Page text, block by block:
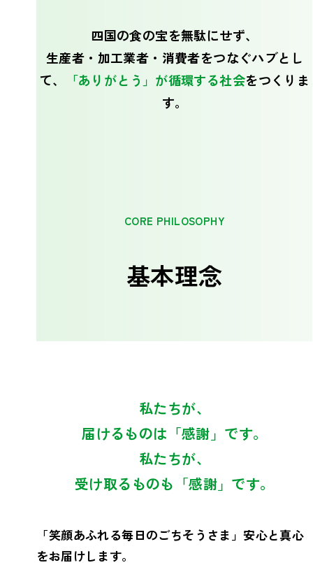
四国の食の宝を無駄にせず、
生産者・加工業者・消費者をつなぐハブとし
て、
「ありがとう」が循環する社会をつくりま
す。
CORE PHILOSOPHY
基本理念
私たちが、
届けるものは「感謝」です。
私たちが、
受け取るものも「感謝」です。
「笑顔あふれる毎日のごちそうさま」安心と真心
をお届けします。